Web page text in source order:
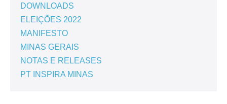
DOWNLOADS
ELEIÇÕES 2022
MANIFESTO
MINAS GERAIS
NOTAS E RELEASES
PT INSPIRA MINAS